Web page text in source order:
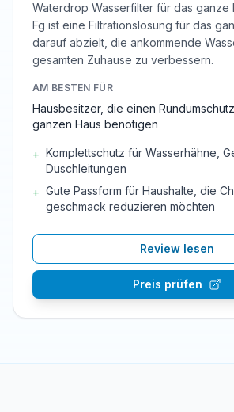
Waterdrop Wasserfilter für das ganze
Fg ist eine Filtrationslösung für das
darauf abzielt, die ankommende
gesamten Zuhause zu verbessern.
AM BESTEN FÜR
Hausbesitzer, die einen
ganzen Haus benötigen
+ Komplettschutz für Wasserhähne,
Duschleitungen
+ Gute Passform für Haushalte, die
geschmack reduzieren möchten
Review lesen
Preis prüfen